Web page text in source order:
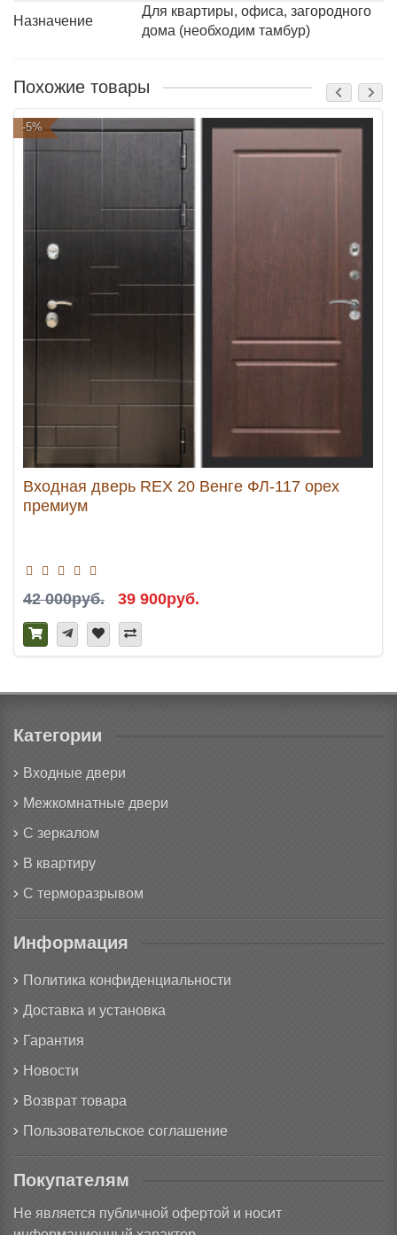
Назначение
Для квартиры, офиса, загородного
дома (необходим тамбур)
Похожие товары
-5%
Входная дверь REX 20 Венге ФЛ-117 орех
премиум
42 000руб. 39 900руб.
Категории
Входные двери
Межкомнатные двери
С зеркалом
В квартиру
С терморазрывом
Информация
Политика конфиденциальности
Доставка и установка
Гарантия
Новости
Возврат товара
Пользовательское соглашение
Покупателям
Не является публичной офертой и носит